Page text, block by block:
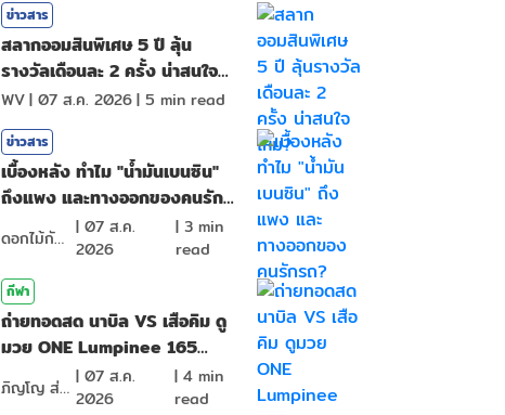
ข่าวสาร
สลากออมสินพิเศษ 5 ปี ลุ้น
รางวัลเดือนละ 2 ครั้ง น่าสนใจ
ไหม?
WV| 07 ส.ค. 2026| 5 min read
ข่าวสาร
เบื้องหลัง ทำไม "น้ำมันเบนซิน"
ถึงแพง และทางออกของคนรัก
ดอกไม้กับสายน้ำ | 07 ส.ค.
2026
| 3min
read
กีฬา
ถ่ายทอดสด นาบิล VS เสือคิม ดู
มวย ONE Lumpinee 165
(7ส.ค.69)
ภิญโญ ส่องแสง | 07 ส.ค.
2026
|4 min
read